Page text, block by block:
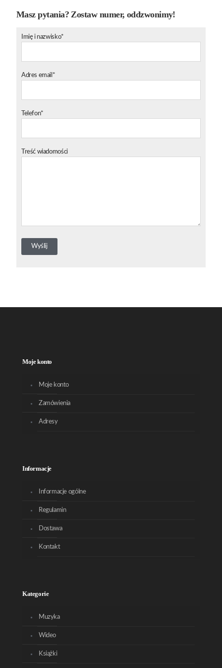
Masz pytania? Zostaw numer, oddzwonimy!
Imię i nazwisko*
Adres email*
Telefon*
Treść wiadomości
Moje konto
Moje konto
Zamówienia
Adresy
Informacje
Informacje ogólne
Regulamin
Dostawa
Kontakt
Kategorie
Muzyka
Wideo
Książki